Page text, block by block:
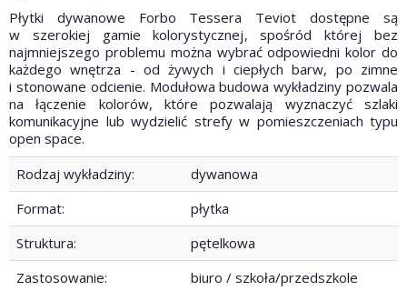
Płytki dywanowe Forbo Tessera Teviot dostępne są
w szerokiej gamie kolorystycznej, spośród której bez
najmniejszego problemu można wybrać odpowiedni kolor do
każdego wnętrza - od żywych i ciepłych barw, po zimne
i stonowane odcienie. Modułowa budowa wykładziny pozwala
na łączenie kolorów, które pozwalają wyznaczyć szlaki
komunikacyjne lub wydzielić strefy w pomieszczeniach typu
open space.
Rodzaj wykładziny:
dywanowa
Format:
płytka
Struktura:
pętelkowa
Zastosowanie:
biuro / szkoła/przedszkole